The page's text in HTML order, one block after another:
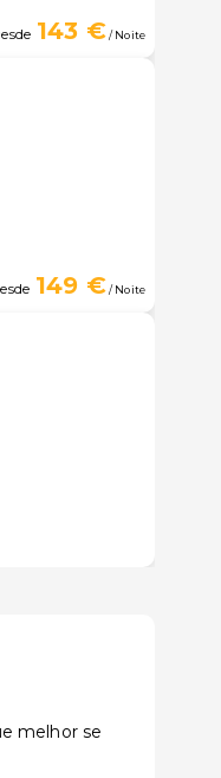
143 €/ Noite
149 €/ Noite
melhor se